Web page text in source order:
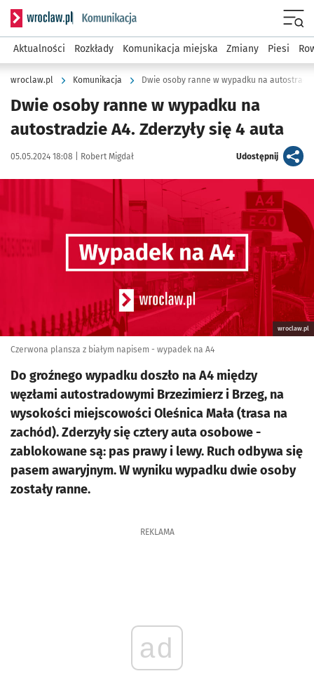
Serwis informacyjny wroclaw.pl podserwis: Komunikacja
Aktualności Rozkłady Komunikacja miejska Zmiany Piesi
wroclaw.pl Komunikacja Dwie osoby ranne w wypadku na
Dwie osoby ranne w wypadku na
autostradzie A4. Zderzyły się 4 auta
Data publikacji:
05.05.2024 18:08 | Autor:
Robert Migdał Udostępnijartykuł
Kliknij, aby powiększyć
wroclaw.pl
Czerwona plansza z białym napisem - wypadek na A4
Do groźnego wypadku doszło na A4 między
węzłami autostradowymi Brzezimierz i Brzeg, na
wysokości miejscowości Oleśnica Mała (trasa na
zachód). Zderzyły się cztery auta osobowe -
zablokowane są: pas prawy i lewy. Ruch odbywa się
pasem awaryjnym. W wyniku wypadku dwie osoby
zostały ranne.
REKLAMA
ad